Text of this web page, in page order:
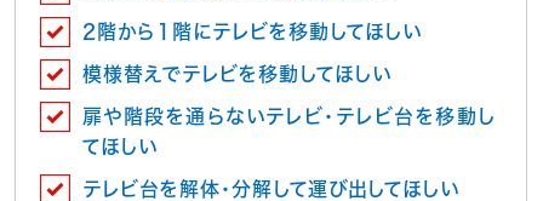
2階から１階にテレビを移動してほしい
模様替えでテレビを移動してほしい
扉や階段を通らないテレビ・テレビ台を移動し
てほしい
テレビ台を解体・分解して運び出してほしい